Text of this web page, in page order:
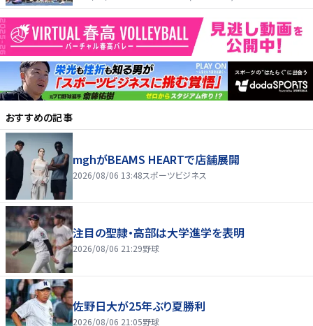
おすすめの記事
mghがBEAMS HEARTで店舗展開
2026/08/06 13:48スポーツビジネス
注目の聖隷・高部は大学進学を表明
2026/08/06 21:29野球
佐野日大が25年ぶり夏勝利
2026/08/06 21:05野球